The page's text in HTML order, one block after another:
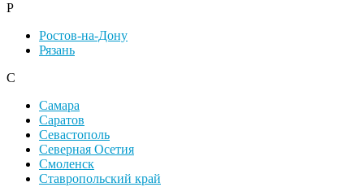
Р
Ростов-на-Дону
Рязань
С
Самара
Саратов
Севастополь
Северная Осетия
Смоленск
Ставропольский край